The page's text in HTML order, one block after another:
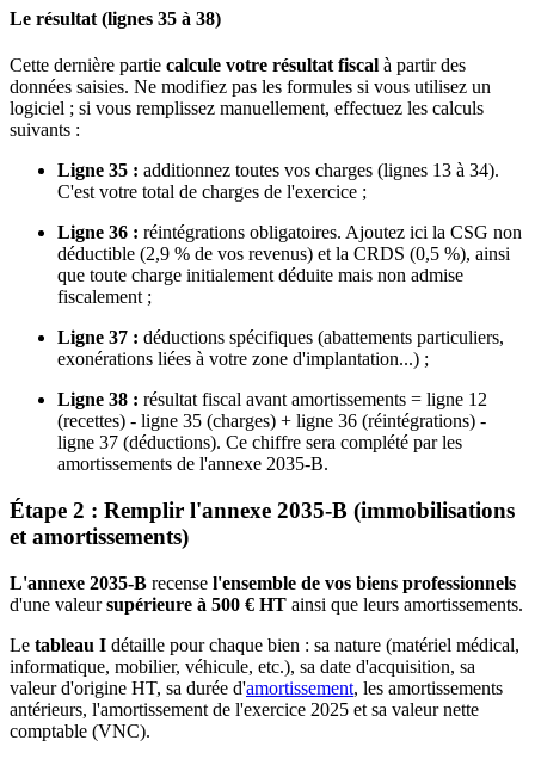
Le résultat (lignes 35 à 38)
Cette dernière partie calcule votre résultat fiscal à partir des
données saisies. Ne modifiez pas les formules si vous utilisez un
logiciel ; si vous remplissez manuellement, effectuez les calculs
suivants :
Ligne 35 : additionnez toutes vos charges (lignes 13 à 34).
C'est votre total de charges de l'exercice ;
Ligne 36 : réintégrations obligatoires. Ajoutez ici la CSG non
déductible (2,9 % de vos revenus) et la CRDS (0,5 %), ainsi
que toute charge initialement déduite mais non admise
fiscalement ;
Ligne 37 : déductions spécifiques (abattements particuliers,
exonérations liées à votre zone d'implantation...) ;
Ligne 38 : résultat fiscal avant amortissements = ligne 12
(recettes) - ligne 35 (charges) + ligne 36 (réintégrations) -
ligne 37 (déductions). Ce chiffre sera complété par les
amortissements de l'annexe 2035-B.
Étape 2 : Remplir l'annexe 2035-B (immobilisations
et amortissements)
L'annexe 2035-B recense l'ensemble de vos biens professionnels
d'une valeursupérieure à 500 € HT ainsi que leurs amortissements.
Le tableau I détaille pour chaque bien : sa nature (matériel médical,
informatique, mobilier, véhicule, etc.), sa date d'acquisition, sa
valeur d'origine HT, sa durée d'amortissement, les amortissements
antérieurs, l'amortissement de l'exercice 2025 et sa valeur nette
comptable (VNC).